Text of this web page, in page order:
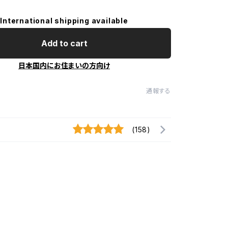
International shipping available
Add to cart
日本国内にお住まいの方向け
通報する
(158)